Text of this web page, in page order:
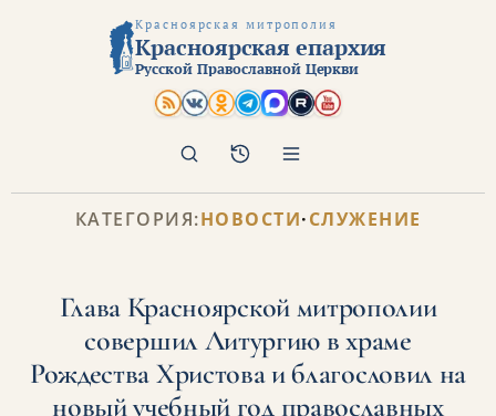
Красноярская митрополия
Красноярская епархия
Русской Православной Церкви
Архив
Поиск
КАТЕГОРИЯ:НОВОСТИ·СЛУЖЕНИЕ
Глава Красноярской митрополии
совершил Литургию в храме
Рождества Христова и благословил на
новый учебный год православных